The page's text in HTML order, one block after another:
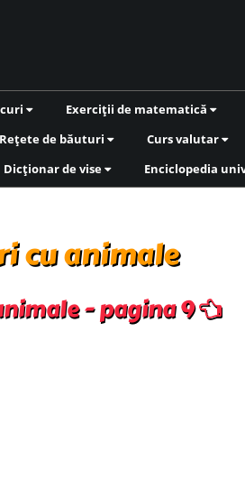
Exerciții de matematică
Rețete de băuturi Curs valutar
Dicționar de vise Enciclopedia
cu animale
- pagina 9